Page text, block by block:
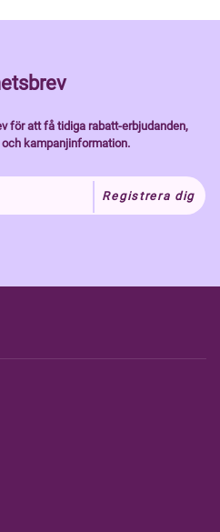
för att få tidiga rabatt-erbjudanden,
kampanjinformation.
Registrera dig